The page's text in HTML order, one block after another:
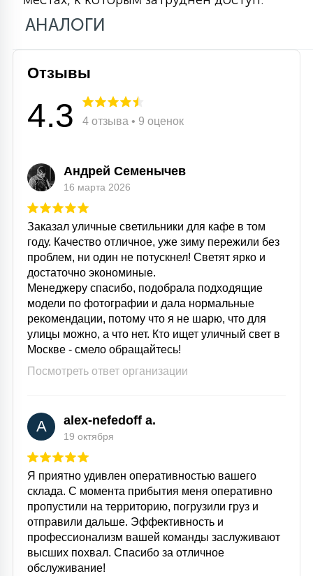
С УПРАВЛЕНИЕМ
АКСЕССУАРЫ
АНАЛОГИ
Отзывы
4.3 4 отзыва • 9 оценок
Андрей Семенычев
16 марта 2026
Заказал уличные светильники для кафе в том
году. Качество отличное, уже зиму пережили без
проблем, ни один не потускнел! Светят ярко и
достаточно экономиные.
Менеджеру спасибо, подобрала подходящие
модели по фотографии и дала нормальные
рекомендации, потому что я не шарю, что для
улицы можно, а что нет. Кто ищет уличный свет в
Москве - смело обращайтесь!
Посмотреть ответ организации
A alex-nefedoff a.
19 октября
Я приятно удивлен оперативностью вашего
склада. С момента прибытия меня оперативно
пропустили на территорию, погрузили груз и
отправили дальше. Эффективность и
профессионализм вашей команды заслуживают
высших похвал. Спасибо за отличное
обслуживание!